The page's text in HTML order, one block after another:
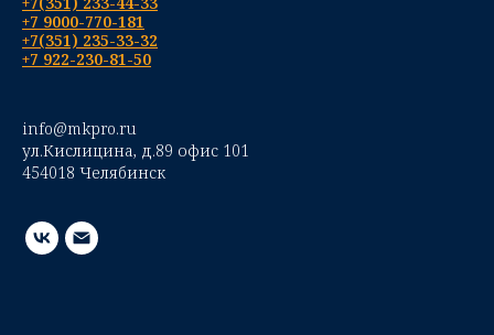
+7 9000-770-181
+7(351) 235-33-32
+7 922-230-81-50
info@mkpro.ru
ул.Кислицина, д.89 офис 101
454018 Челябинск